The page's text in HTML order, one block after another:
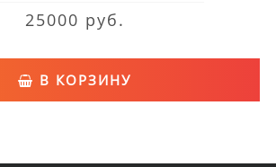
25000 руб.
В КОРЗИНУ